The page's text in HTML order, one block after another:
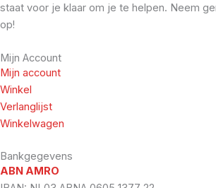
staat voor je klaar om je te helpen. Neem
op!
Mijn Account
Mijn account
Winkel
Verlanglijst
Winkelwagen
Bankgegevens
ABN AMRO